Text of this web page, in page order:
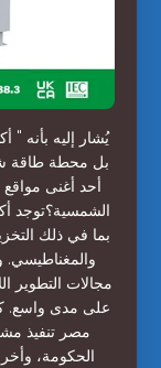
يُشار إليه بأنه "
أحد أغنى
الشمسية؟توجد
بما في ذلك
مجالات التطوير
على مدى واسع.
مصر تنفيذ
الحكومة،